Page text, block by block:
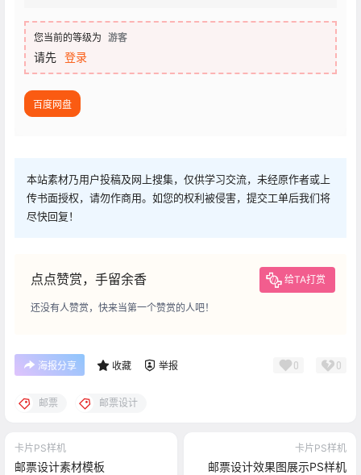
您当前的等级为 游客
请先 登录
百度网盘
本站素材乃用户投稿及网上搜集，仅供学习交流，未经原作者或上
传书面授权，请勿作商用。如您的权利被侵害，提交工单后我们将
尽快回复！
点点赞赏，手留余香 给TA打赏
还没有人赞赏，快来当第一个赞赏的人吧！
海报分享 收藏 举报 0 0
邮票 邮票设计
卡片PS样机
邮票设计素材模板
卡片PS样机
邮票设计效果图展示PS样机